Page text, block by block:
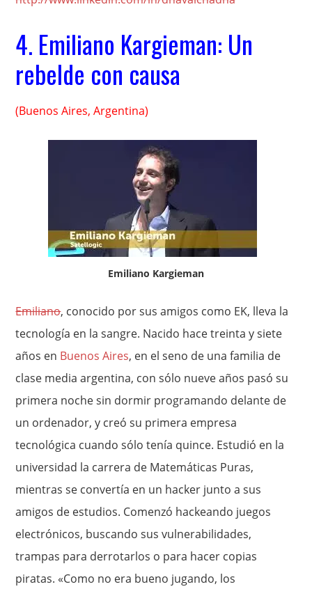
4. Emiliano Kargieman: Un
rebelde con causa
(Buenos Aires, Argentina)
Emiliano Kargieman
Emiliano, conocido por sus amigos como EK, lleva la
tecnología en la sangre. Nacido hace treinta y siete
años en Buenos Aires, en el seno de una familia de
clase media argentina, con sólo nueve años pasó su
primera noche sin dormir programando delante de
un ordenador, y creó su primera empresa
tecnológica cuando sólo tenía quince. Estudió en la
universidad la carrera de Matemáticas Puras,
mientras se convertía en un hacker junto a sus
amigos de estudios. Comenzó hackeando juegos
electrónicos, buscando sus vulnerabilidades,
trampas para derrotarlos o para hacer copias
piratas. «Como no era bueno jugando, los